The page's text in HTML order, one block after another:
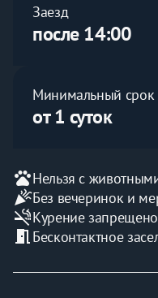
Заезд
после 14:00
Минимальный
от 1 суток
petsНельзя с
celebrationБез вечеринок и
smoke_freeКурение запрещено
meeting_room Бесконтактное